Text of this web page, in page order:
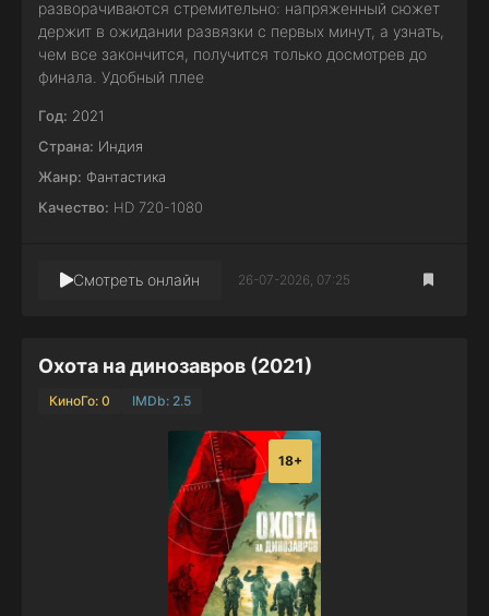
разворачиваются стремительно: напряженный сюжет
держит в ожидании развязки с первых минут, а узнать,
чем все закончится, получится только досмотрев до
финала. Удобный плее
Год: 2021
Страна: Индия
Жанр: Фантастика
Качество: HD 720-1080
Смотреть онлайн 26-07-2026, 07:25
Охота на динозавров (2021)
КиноГо: 0 IMDb: 2.5
18+